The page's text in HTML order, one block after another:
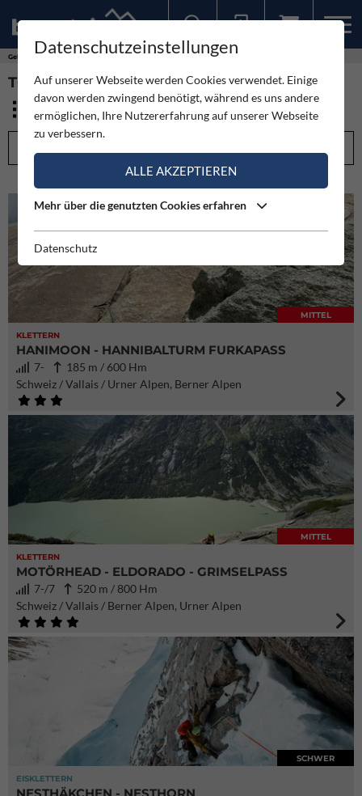
Gebirge
TOUREN - BERNER ALPEN (35)
KLETTERN
MITTEL
HANIMOON - HANNIBALTURM FURKAPASS
7-
185 m / 600 Hm
Schweiz / Vallais / Urner Alpen, Berner Alpen
KLETTERN
MITTEL
MOTÖRHEAD - ELDORADO - GRIMSELPASS
7-/7
520 m / 800 Hm
Schweiz / Vallais / Berner Alpen, Urner Alpen
EISKLETTERN
SCHWER
Datenschutzeinstellungen
Auf unserer Webseite werden Cookies verwendet. Einige
davon werden zwingend benötigt, während es uns andere
ermöglichen, Ihre Nutzererfahrung auf unserer Webseite
zu verbessern.
ALLE AKZEPTIEREN
Mehr über die genutzten Cookies erfahren
Datenschutz